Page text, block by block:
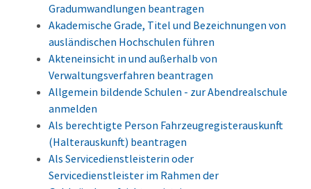
Gradumwandlungen beantragen
Akademische Grade, Titel und Bezeichnungen von
ausländischen Hochschulen führen
Akteneinsicht in und außerhalb von
Verwaltungsverfahren beantragen
Allgemein bildende Schulen - zur Abendrealschule
anmelden
Als berechtigte Person Fahrzeugregisterauskunft
(Halterauskunft) beantragen
Als Servicedienstleisterin oder
Servicedienstleister im Rahmen der